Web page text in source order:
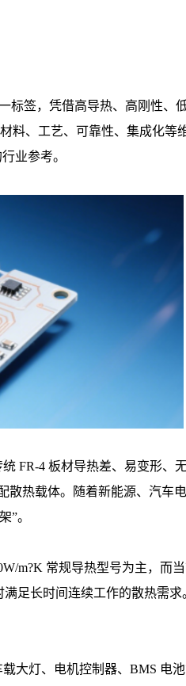
签，凭借高导热、高刚性、
、工艺、可靠性、集成化
业参考。
FR-4 板材导热差、易变形、
热载体。随着新能源、汽车
”。
m?K 常规导热型号为主，而
足长时间连续工作的散热需
大灯、电机控制器、BMS 电